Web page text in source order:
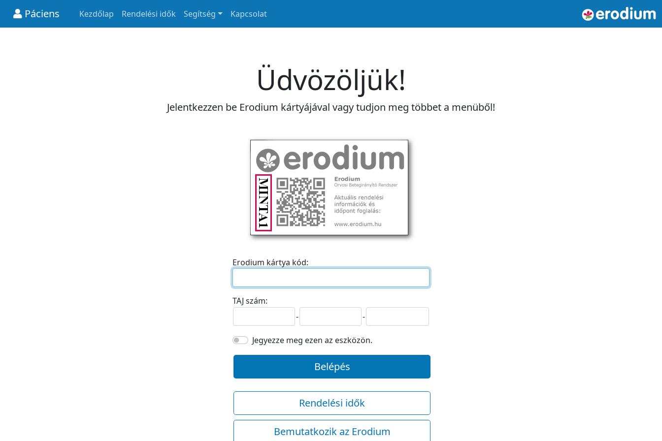
Páciens Kezdőlap Rendelési idők Segítség Kapcsolat
Üdvözöljük!
Jelentkezzen be Erodium kártyájával vagy tudjon meg többet a menüből!
Erodium kártya kód:
TAJ szám:
-
-
Jegyezze meg ezen az eszközön.
Belépés
Rendelési idők
Bemutatkozik az Erodium